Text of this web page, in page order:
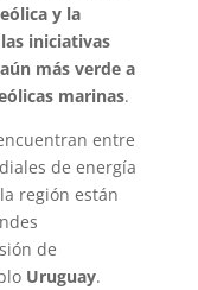
y la
iniciativas
más verde a
marinas.
entre
de energía
región están
de
Uruguay.